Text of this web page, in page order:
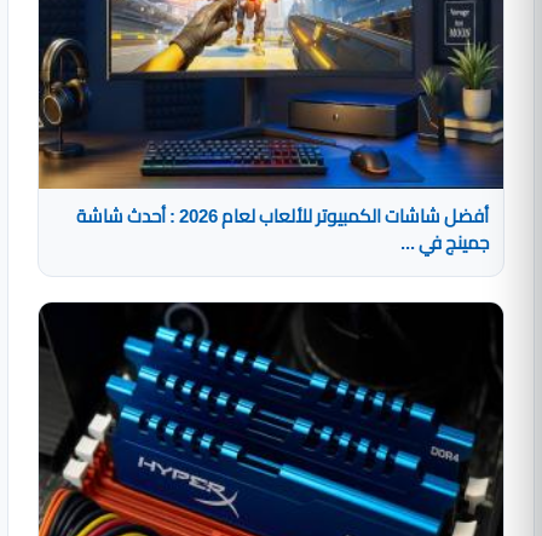
أفضل شاشات الكمبيوتر للألعاب لعام 2026 : أحدث شاشة
جمينج في ...